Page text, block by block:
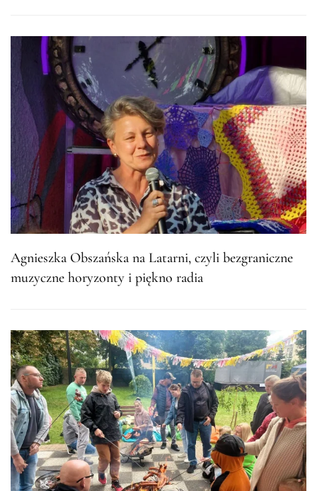
Agnieszka Obszańska na Latarni, czyli bezgraniczne
muzyczne horyzonty i piękno radia